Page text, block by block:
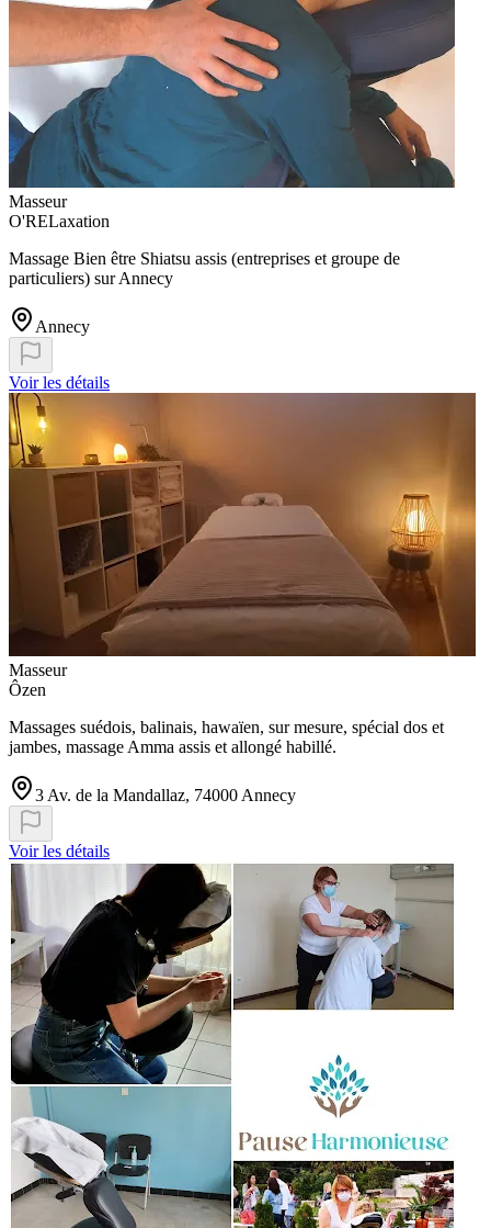
Masseur
O'RELaxation
Massage Bien être Shiatsu assis (entreprises et groupe de
particuliers) sur Annecy
Annecy
Voir les détails
Masseur
Ôzen
Massages suédois, balinais, hawaïen, sur mesure, spécial dos et
jambes, massage Amma assis et allongé habillé.
3 Av. de la Mandallaz, 74000 Annecy
Voir les détails